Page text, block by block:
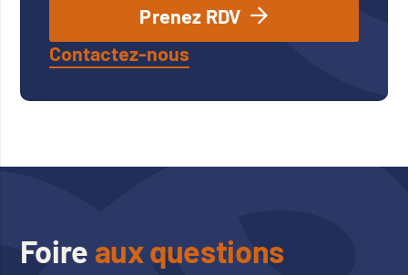
Prenez RDV
Contactez-nous
Foire aux questions